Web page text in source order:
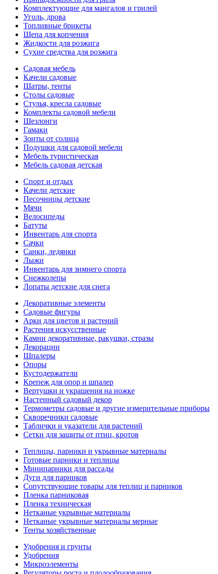
Комплектующие для мангалов и грилей
Уголь, дрова
Топливные брикеты
Щепа для копчения
Жидкости для розжига
Сухие средства для розжига
Садовая мебель
Качели садовые
Шатры, тенты
Столы садовые
Стулья, кресла садовые
Комплекты садовой мебели
Шезлонги
Гамаки
Зонты от солнца
Подушки для садовой мебели
Мебель туристическая
Мебель садовая детская
Спорт и отдых
Качели детские
Песочницы детские
Мячи
Велосипеды
Батуты
Инвентарь для спорта
Сачки
Санки, ледянки
Лыжи
Инвентарь для зимнего спорта
Снежколепы
Лопаты детские для снега
Декоративные элементы
Садовые фигуры
Арки для цветов и растений
Растения искусственные
Камни декоративные, ракушки, стразы
Декорации
Шпалеры
Опоры
Кустодержатели
Крепеж для опор и шпалер
Вертушки и украшения на ножке
Настенный садовый декор
Термометры садовые и другие измерительные приборы
Скворечники садовые
Таблички и указатели для растений
Сетки для защиты от птиц, кротов
Теплицы, парники и укрывные материалы
Готовые парники и теплицы
Минипарники для рассады
Дуги для парников
Сопутствующие товары для теплиц и парников
Пленка парниковая
Пленка техническая
Нетканые укрывные материалы
Нетканые укрывные материалы мерные
Тенты хозяйственные
Удобрения и грунты
Удобрения
Микроэлементы